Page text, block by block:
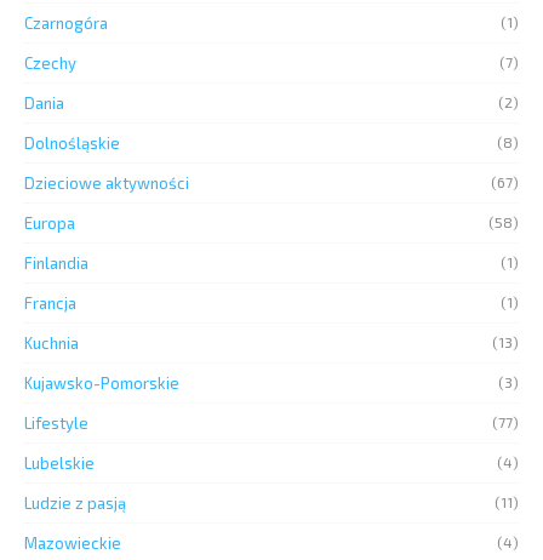
Czarnogóra (1)
Czechy (7)
Dania (2)
Dolnośląskie (8)
Dzieciowe aktywności (67)
Europa (58)
Finlandia (1)
Francja (1)
Kuchnia (13)
Kujawsko-Pomorskie (3)
Lifestyle (77)
Lubelskie (4)
Ludzie z pasją (11)
Mazowieckie (4)